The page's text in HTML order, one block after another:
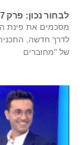
לבחור נכון: פרק 7
לדרך חדשה,
של "מחוברים